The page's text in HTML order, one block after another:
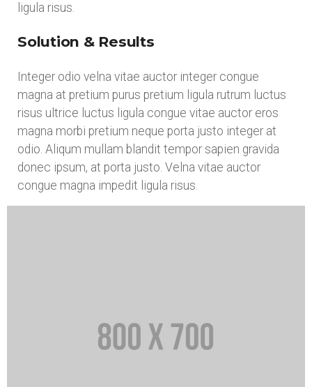
ligula risus.
Solution & Results
Integer odio velna vitae auctor integer congue
magna at pretium purus pretium ligula rutrum luctus
risus ultrice luctus ligula congue vitae auctor eros
magna morbi pretium neque porta justo integer at
odio. Aliqum mullam blandit tempor sapien gravida
donec ipsum, at porta justo. Velna vitae auctor
congue magna impedit ligula risus.